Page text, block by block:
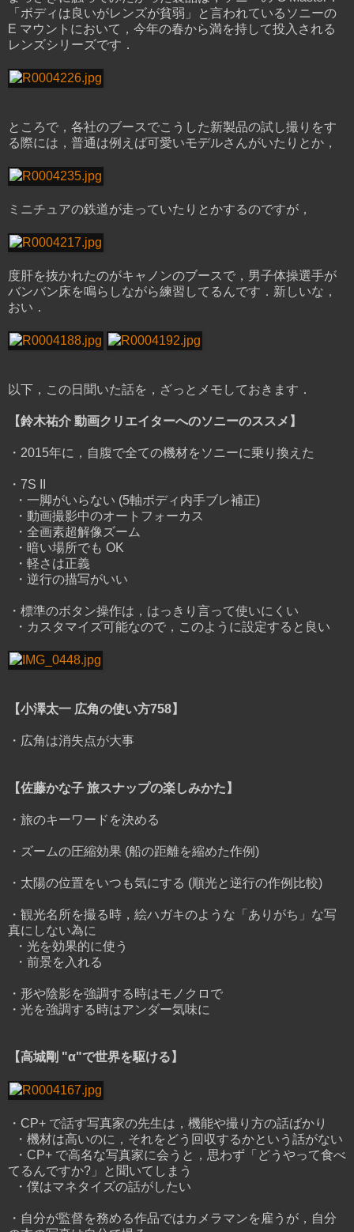
「ボディは良いがレンズが貧弱」と言われているソニーの
E マウントにおいて，今年の春から満を持して投入される
レンズシリーズです．
ところで，各社のブースでこうした新製品の試し撮りをす
る際には，普通は例えば可愛いモデルさんがいたりとか，
ミニチュアの鉄道が走っていたりとかするのですが，
度肝を抜かれたのがキャノンのブースで，男子体操選手が
バンバン床を鳴らしながら練習してるんです．新しいな，
おい．
以下，この日聞いた話を，ざっとメモしておきます．
【鈴木祐介 動画クリエイターへのソニーのススメ】
・2015年に，自腹で全ての機材をソニーに乗り換えた
・7S II
・一脚がいらない (5軸ボディ内手ブレ補正)
・動画撮影中のオートフォーカス
・全画素超解像ズーム
・暗い場所でも OK
・軽さは正義
・逆行の描写がいい
・標準のボタン操作は，はっきり言って使いにくい
・カスタマイズ可能なので，このように設定すると良い
【小澤太一 広角の使い方758】
・広角は消失点が大事
【佐藤かな子 旅スナップの楽しみかた】
・旅のキーワードを決める
・ズームの圧縮効果 (船の距離を縮めた作例)
・太陽の位置をいつも気にする (順光と逆行の作例比較)
・観光名所を撮る時，絵ハガキのような「ありがち」な写
真にしない為に
・光を効果的に使う
・前景を入れる
・形や陰影を強調する時はモノクロで
・光を強調する時はアンダー気味に
【高城剛 "α"で世界を駆ける】
・CP+ で話す写真家の先生は，機能や撮り方の話ばかり
・機材は高いのに，それをどう回収するかという話がない
・CP+ で高名な写真家に会うと，思わず「どうやって食べ
てるんですか?」と聞いてしまう
・僕はマネタイズの話がしたい
・自分が監督を務める作品ではカメラマンを雇うが，自分